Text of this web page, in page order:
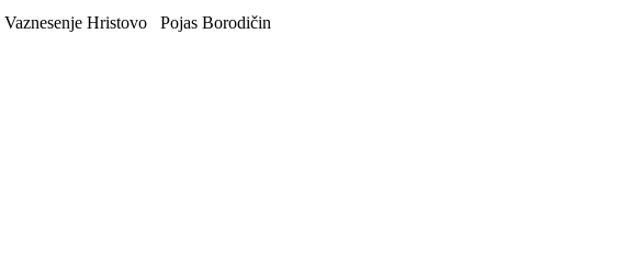
Vaznesenje Hristovo
Pojas Borodičin